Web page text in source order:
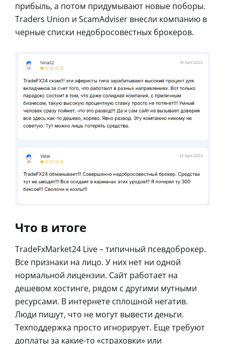
прибыль, а потом придумывают новые поборы.
Traders Union и ScamAdviser внесли компанию в
черные списки недобросовестных брокеров.
Что в итоге
TradeFxMarket24 Live – типичный псевдоброкер.
Все признаки на лицо. У них нет ни одной
нормальной лицензии. Сайт работает на
дешевом хостинге, рядом с другими мутными
ресурсами. В интернете сплошной негатив.
Люди пишут, что не могут вывести деньги.
Техподдержка просто игнорирует. Еще требуют
доплаты за какие-то «страховки» или